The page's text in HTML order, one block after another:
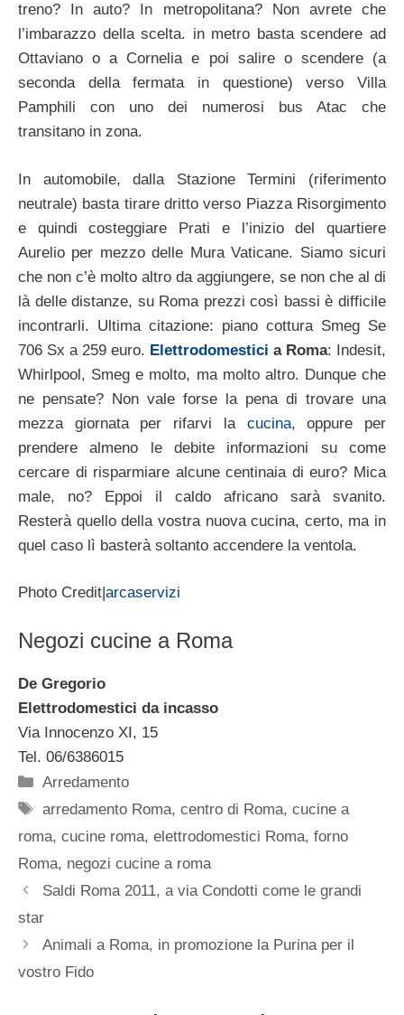
treno? In auto? In metropolitana? Non avrete che
l’imbarazzo della scelta. in metro basta scendere ad
Ottaviano o a Cornelia e poi salire o scendere (a
seconda della fermata in questione) verso Villa
Pamphili con uno dei numerosi bus Atac che
transitano in zona.
In automobile, dalla Stazione Termini (riferimento
neutrale) basta tirare dritto verso Piazza Risorgimento
e quindi costeggiare Prati e l’inizio del quartiere
Aurelio per mezzo delle Mura Vaticane. Siamo sicuri
che non c’è molto altro da aggiungere, se non che al di
là delle distanze, su Roma prezzi così bassi è difficile
incontrarli. Ultima citazione: piano cottura Smeg Se
706 Sx a 259 euro. Elettrodomestici a Roma: Indesit,
Whirlpool, Smeg e molto, ma molto altro. Dunque che
ne pensate? Non vale forse la pena di trovare una
mezza giornata per rifarvi la cucina, oppure per
prendere almeno le debite informazioni su come
cercare di risparmiare alcune centinaia di euro? Mica
male, no? Eppoi il caldo africano sarà svanito.
Resterà quello della vostra nuova cucina, certo, ma in
quel caso lì basterà soltanto accendere la ventola.
Photo Credit|arcaservizi
Negozi cucine a Roma
De Gregorio
Elettrodomestici da incasso
Via Innocenzo XI, 15
Tel. 06/6386015
Categorie
Arredamento
Tag
arredamento Roma,centro di Roma,cucine a
roma, cucine roma, elettrodomestici Roma, forno
Roma, negozi cucine a roma
Saldi Roma 2011, a via Condotti come le grandi
star
Animali a Roma, in promozione la Purina per il
vostro Fido